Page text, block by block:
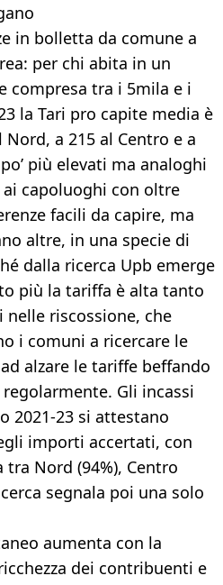
in bolletta da comune a
per chi abita in un
compresa tra i 5mila e i
la Tari pro capite media è
a 215 al Centro e a
più elevati ma analoghi
capoluoghi con oltre
facili da capire, ma
altre, in una specie di
dalla ricerca Upb emerge
più la tariffa è alta tanto
riscossione, che
i comuni a ricercare le
alzare le tariffe beffando
Gli incassi
2021-23 si attestano
importi accertati, con
Nord (94%), Centro
segnala poi una solo
aumenta con la
dei contribuenti e